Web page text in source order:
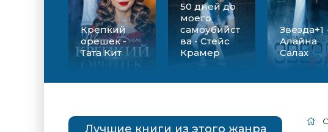
Крепкий
орешек -
Тата Кит
50 дней до
моего
самоубийст
ва - Стейс
Крамер
Звезда+1
Алайна
Салах
Лучшие книги из этого жанра